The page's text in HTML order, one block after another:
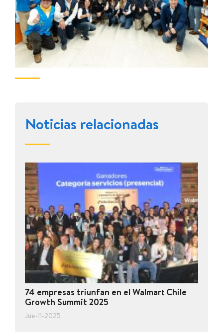
Noticias relacionadas
74 empresas triunfan en el Walmart Chile
Growth Summit 2025
Jue-11-2025